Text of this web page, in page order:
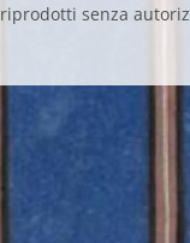
riprodotti senza